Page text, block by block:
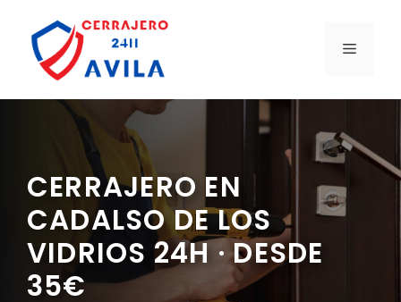
contenido
MENÚ
CERRAJERO EN
CADALSO DE LOS
VIDRIOS 24H · DESDE
35€